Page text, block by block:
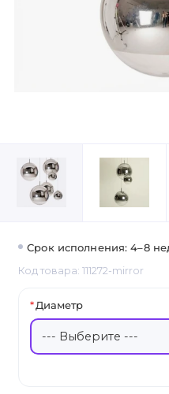
Срок исполнения: 4–8
Код товара: 111272-mirror
Диаметр